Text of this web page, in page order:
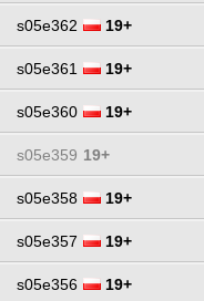
s05e362 19+
s05e361 19+
s05e360 19+
s05e359 19+
s05e358 19+
s05e357 19+
s05e356 19+